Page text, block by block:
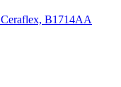
B1714AA